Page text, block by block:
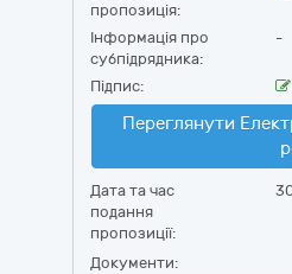
пропозиція:
Інформація про
субпідрядника:
-
Підпис:
Переглянути
Дата та час
подання
пропозиції:
Документи: